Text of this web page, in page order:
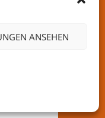
ANSEHEN